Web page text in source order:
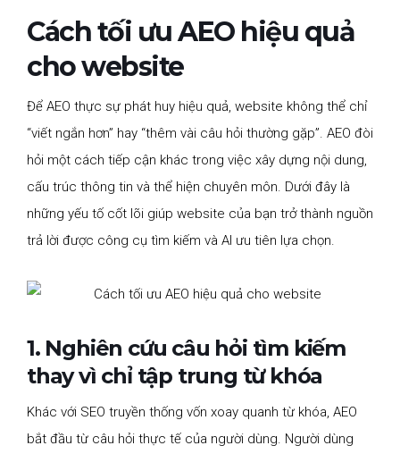
Cách tối ưu AEO hiệu quả
cho website
Để AEO thực sự phát huy hiệu quả, website không thể chỉ
“viết ngắn hơn” hay “thêm vài câu hỏi thường gặp”. AEO đòi
hỏi một cách tiếp cận khác trong việc xây dựng nội dung,
cấu trúc thông tin và thể hiện chuyên môn. Dưới đây là
những yếu tố cốt lõi giúp website của bạn trở thành nguồn
trả lời được công cụ tìm kiếm và AI ưu tiên lựa chọn.
1. Nghiên cứu câu hỏi tìm kiếm
thay vì chỉ tập trung từ khóa
Khác với SEO truyền thống vốn xoay quanh từ khóa, AEO
bắt đầu từ câu hỏi thực tế của người dùng. Người dùng